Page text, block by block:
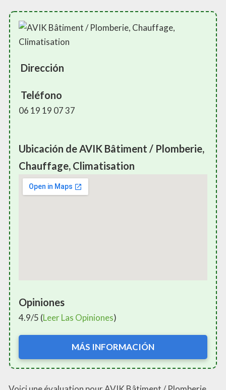
Dirección
Teléfono
06 19 19 07 37
Ubicación de AVIK Bâtiment / Plomberie,
Chauffage, Climatisation
Opiniones
4.9/5 (Leer Las Opiniones)
MÁS INFORMACIÓN